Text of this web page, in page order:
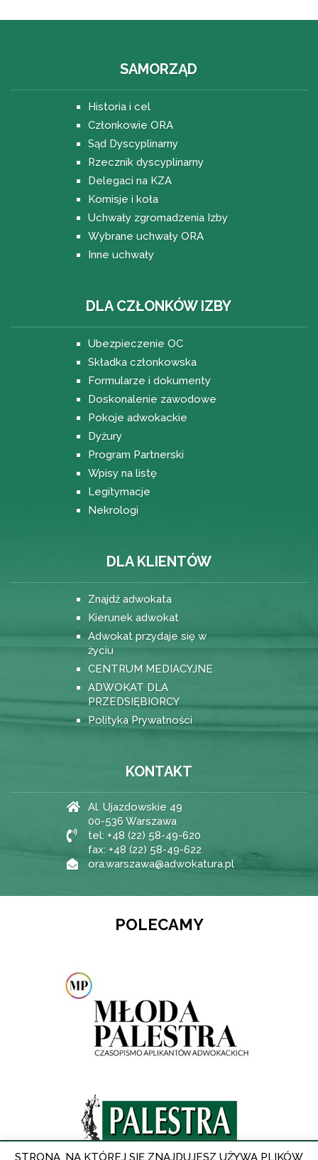
SAMORZĄD
Historia i cel
Członkowie ORA
Sąd Dyscyplinarny
Rzecznik dyscyplinarny
Delegaci na KZA
Komisje i koła
Uchwały zgromadzenia Izby
Wybrane uchwały ORA
Inne uchwały
DLA CZŁONKÓW IZBY
Ubezpieczenie OC
Składka członkowska
Formularze i dokumenty
Doskonalenie zawodowe
Pokoje adwokackie
Dyżury
Program Partnerski
Wpisy na listę
Legitymacje
Nekrologi
DLA KLIENTÓW
Znajdź adwokata
Kierunek adwokat
Adwokat przydaje się w
życiu
CENTRUM MEDIACYJNE
ADWOKAT DLA
PRZEDSIĘBIORCY
Polityka Prywatności
KONTAKT
Al. Ujazdowskie 49
00-536 Warszawa
tel: +48 (22) 58-49-620
fax: +48 (22) 58-49-622
ora.warszawa@adwokatura.pl
POLECAMY
STRONA, NA KTÓREJ SIĘ ZNAJDUJESZ UŻYWA PLIKÓW